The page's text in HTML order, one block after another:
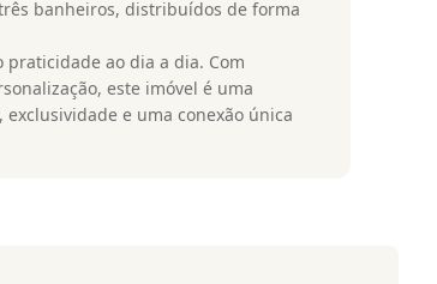
banheiros, distribuídos de forma
ao dia a dia. Com
este imóvel é uma
e uma conexão única